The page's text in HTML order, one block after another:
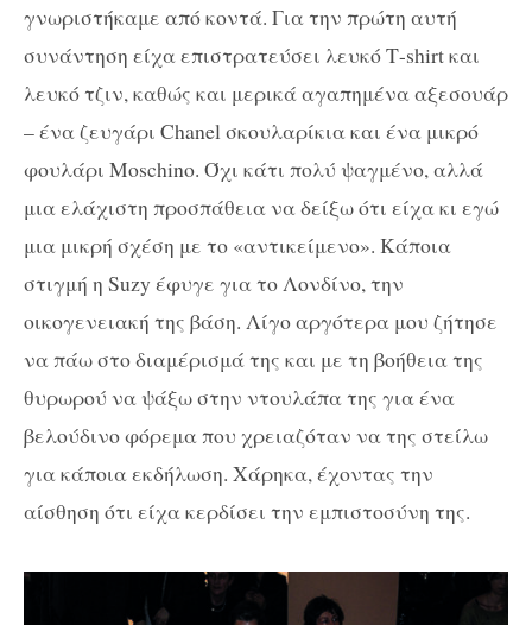
γνωριστήκαμε από κοντά. Για την πρώτη αυτή
συνάντηση είχα επιστρατεύσει λευκό Τ-shirtκαι
λευκό τζιν, καθώς και μερικά αγαπημένα αξεσουάρ
– ένα ζευγάρι Chanelσκουλαρίκια και ένα μικρό
φουλάρι Moschino. Όχι κάτι πολύ ψαγμένο, αλλά
μια ελάχιστη προσπάθεια να δείξω ότι είχα κι εγώ
μια μικρή σχέση με το «αντικείμενο». Κάποια
στιγμή η Suzy έφυγε για το Λονδίνο, την
οικογενειακή της βάση. Λίγο αργότερα μου ζήτησε
να πάω στο διαμέρισμά της και με τη βοήθεια της
θυρωρού να ψάξω στην ντουλάπα της για ένα
βελούδινο φόρεμα που χρειαζόταν να της στείλω
για κάποια εκδήλωση. Χάρηκα, έχοντας την
αίσθηση ότι είχα κερδίσει την εμπιστοσύνη της.